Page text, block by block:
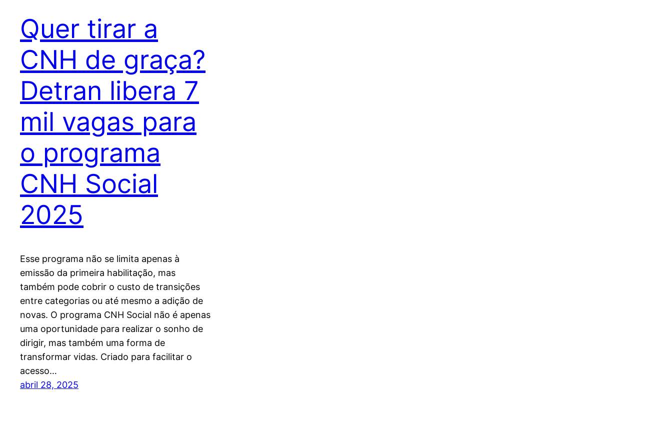
Quer tirar a
CNH de graça?
Detran libera 7
mil vagas para
o programa
CNH Social
2025
Esse programa não se limita apenas à
emissão da primeira habilitação, mas
também pode cobrir o custo de transições
entre categorias ou até mesmo a adição de
novas. O programa CNH Social não é apenas
uma oportunidade para realizar o sonho de
dirigir, mas também uma forma de
transformar vidas. Criado para facilitar o
acesso…
abril 28, 2025